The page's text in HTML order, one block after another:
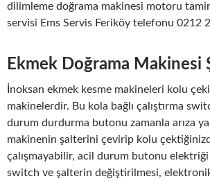
dilimleme doğrama makinesi motoru tamir,
servisi Ems Servis Feriköy telefonu 0212
Ekmek Doğrama Makinesi
İnoksan ekmek kesme makineleri kolu
makinelerdir. Bu kola bağlı çalıştırma
durum durdurma butonu zamanla arıza
makinenin şalterini çevirip kolu
çalışmayabilir, acil durum butonu
switch ve şalterin değiştirilmesi,